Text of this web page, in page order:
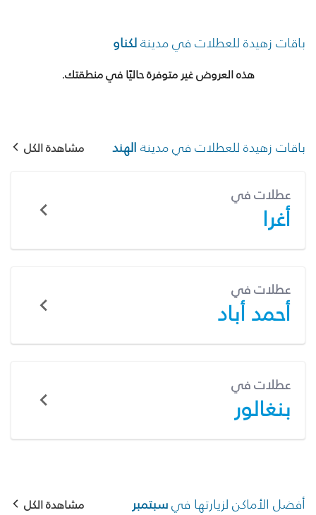
باقات زهيدة للعطلات في مدينةلكناو
هذه العروض غير متوفرة حاليًا في منطقتك.
باقات زهيدة للعطلات في مدينة الهند مشاهدة الكل
عطلات في
أغرا
عطلات في
أحمد أباد
عطلات في
بنغالور
أفضل الأماكن لزيارتها فيسبتمبر مشاهدة الكل